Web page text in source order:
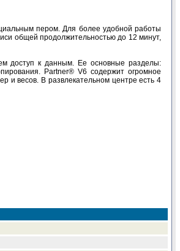
пером. Для более удобной работы
общей продолжительностью до 12 минут,
доступ к данным. Ее основные разделы:
Partner® V6 содержит огромное
и весов. В развлекательном центре есть 4